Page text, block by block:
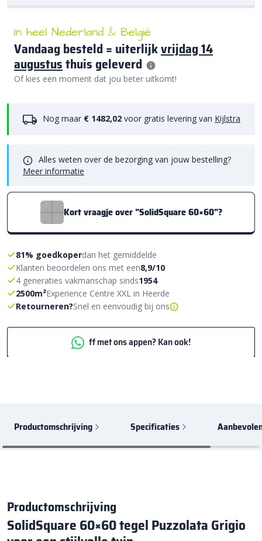
In heel Nederland & België
Vandaag besteld = uiterlijkvrijdag 14
augustusthuis geleverd
Of kies een moment dat jou beter uitkomt!
Nog maar € 1482,02 voor gratis levering van Kijlstra
Alles weten over de bezorging van jouw bestelling?
Meer informatie
Kort vraagje over "SolidSquare 60×60"?
81% goedkoperdan het gemiddelde
Klanten beoordelen ons met een8,9/10
4 generaties vakmanschap sinds1954
2500m²Experience Centre XXL in Heerde
Retourneren?Snel en eenvoudig bij ons
ff met ons appen? Kan ook!
Productomschrijving Specificaties
Productomschrijving
SolidSquare 60×60 tegel Puzzolata Grigio